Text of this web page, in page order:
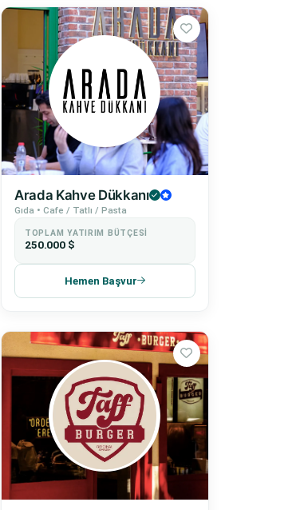
Arada Kahve Dükkanı
Gıda • Cafe / Tatlı / Pasta
TOPLAM YATIRIM BÜTÇESI
250.000 $
Hemen Başvur